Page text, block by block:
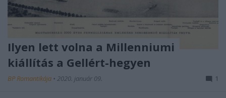
Ilyen lett volna a Millenniumi
kiállítás a Gellért-hegyen
BP Romantikája • 2020. január 09. 1